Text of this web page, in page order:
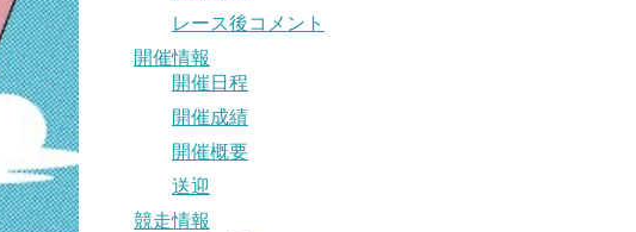
レース後コメント
開催情報
開催日程
開催成績
開催概要
送迎
競走情報